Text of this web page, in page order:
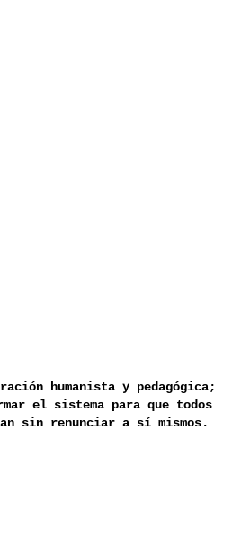
humanista y pedagógica;
el sistema para que todos
sin renunciar a sí mismos.